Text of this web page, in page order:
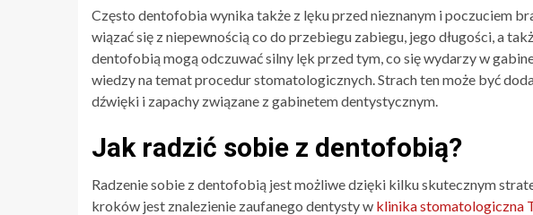
Często dentofobia wynika także z lęku przed nieznanym i poczuciem
wiązać się z niepewnością co do przebiegu zabiegu, jego długości, a
dentofobią mogą odczuwać silny lęk przed tym, co się wydarzy w
wiedzy na temat procedur stomatologicznych. Strach ten może być
dźwięki i zapachy związane z gabinetem dentystycznym.
Jak radzić sobie z dentofobią?
Radzenie sobie z dentofobią jest możliwe dzięki kilku skutecznym
kroków jest znalezienie zaufanego dentysty w klinika stomatologiczna